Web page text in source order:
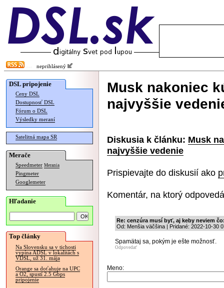
neprihlásený
DSL pripojenie
Ceny DSL
Dostupnosť DSL
Fórum o DSL
Výsledky meraní
Satelitná mapa SR
Merače
Speedmeter Merania
Pingmeter
Googlemeter
Hľadanie
Top články
Na Slovensku sa v tichosti
vypína ADSL v lokalitách s
VDSL, už 31. mája
Orange sa doťahuje na UPC
a O2, spustí 2.5 Gbps
pripojenie
Musk nakoniec
najvyššie
Diskusia k článku: Musk
najvyššie vedenie
Prispievajte do diskusií ako
Komentár, na ktorý
Re: cenzúra musí byť, aj keby neviem
Od: Menšia väčšina | Pridané: 2022-10-30
Spamätaj sa, pokým je ešte možnosť.
Odpovedať
Meno: